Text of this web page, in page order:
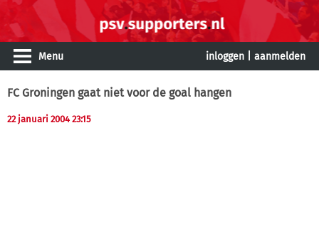
Menu inloggen aanmelden
FC Groningen gaat niet voor de goal hangen
22 januari 2004 23:15